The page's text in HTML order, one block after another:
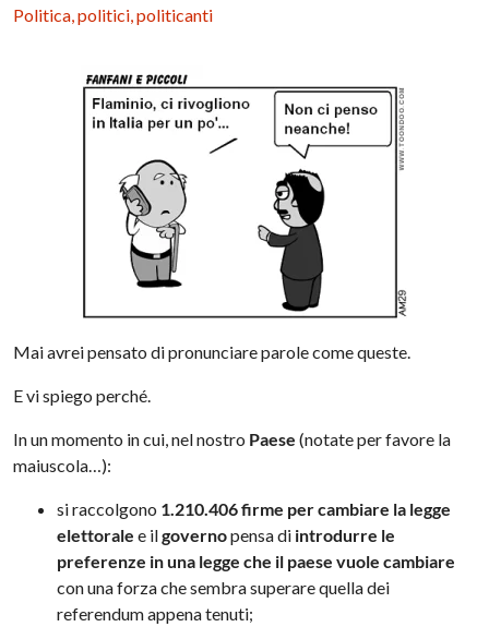
Politica, politici, politicanti
Mai avrei pensato di pronunciare parole come queste.
E vi spiego perché.
In un momento in cui, nel nostro Paese(notate per favore la
maiuscola…):
si raccolgono 1.210.406 firme per cambiare la legge
elettorale e ilgovernopensa di introdurre le
preferenze in una legge che il paese vuole cambiare
con una forza che sembra superare quella dei
referendum appena tenuti;